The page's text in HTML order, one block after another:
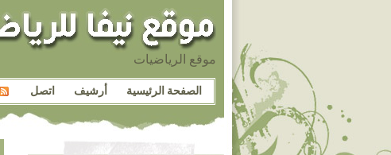
موقع الرياضيات
الصفحة الرئيسية أرشيف اتصل